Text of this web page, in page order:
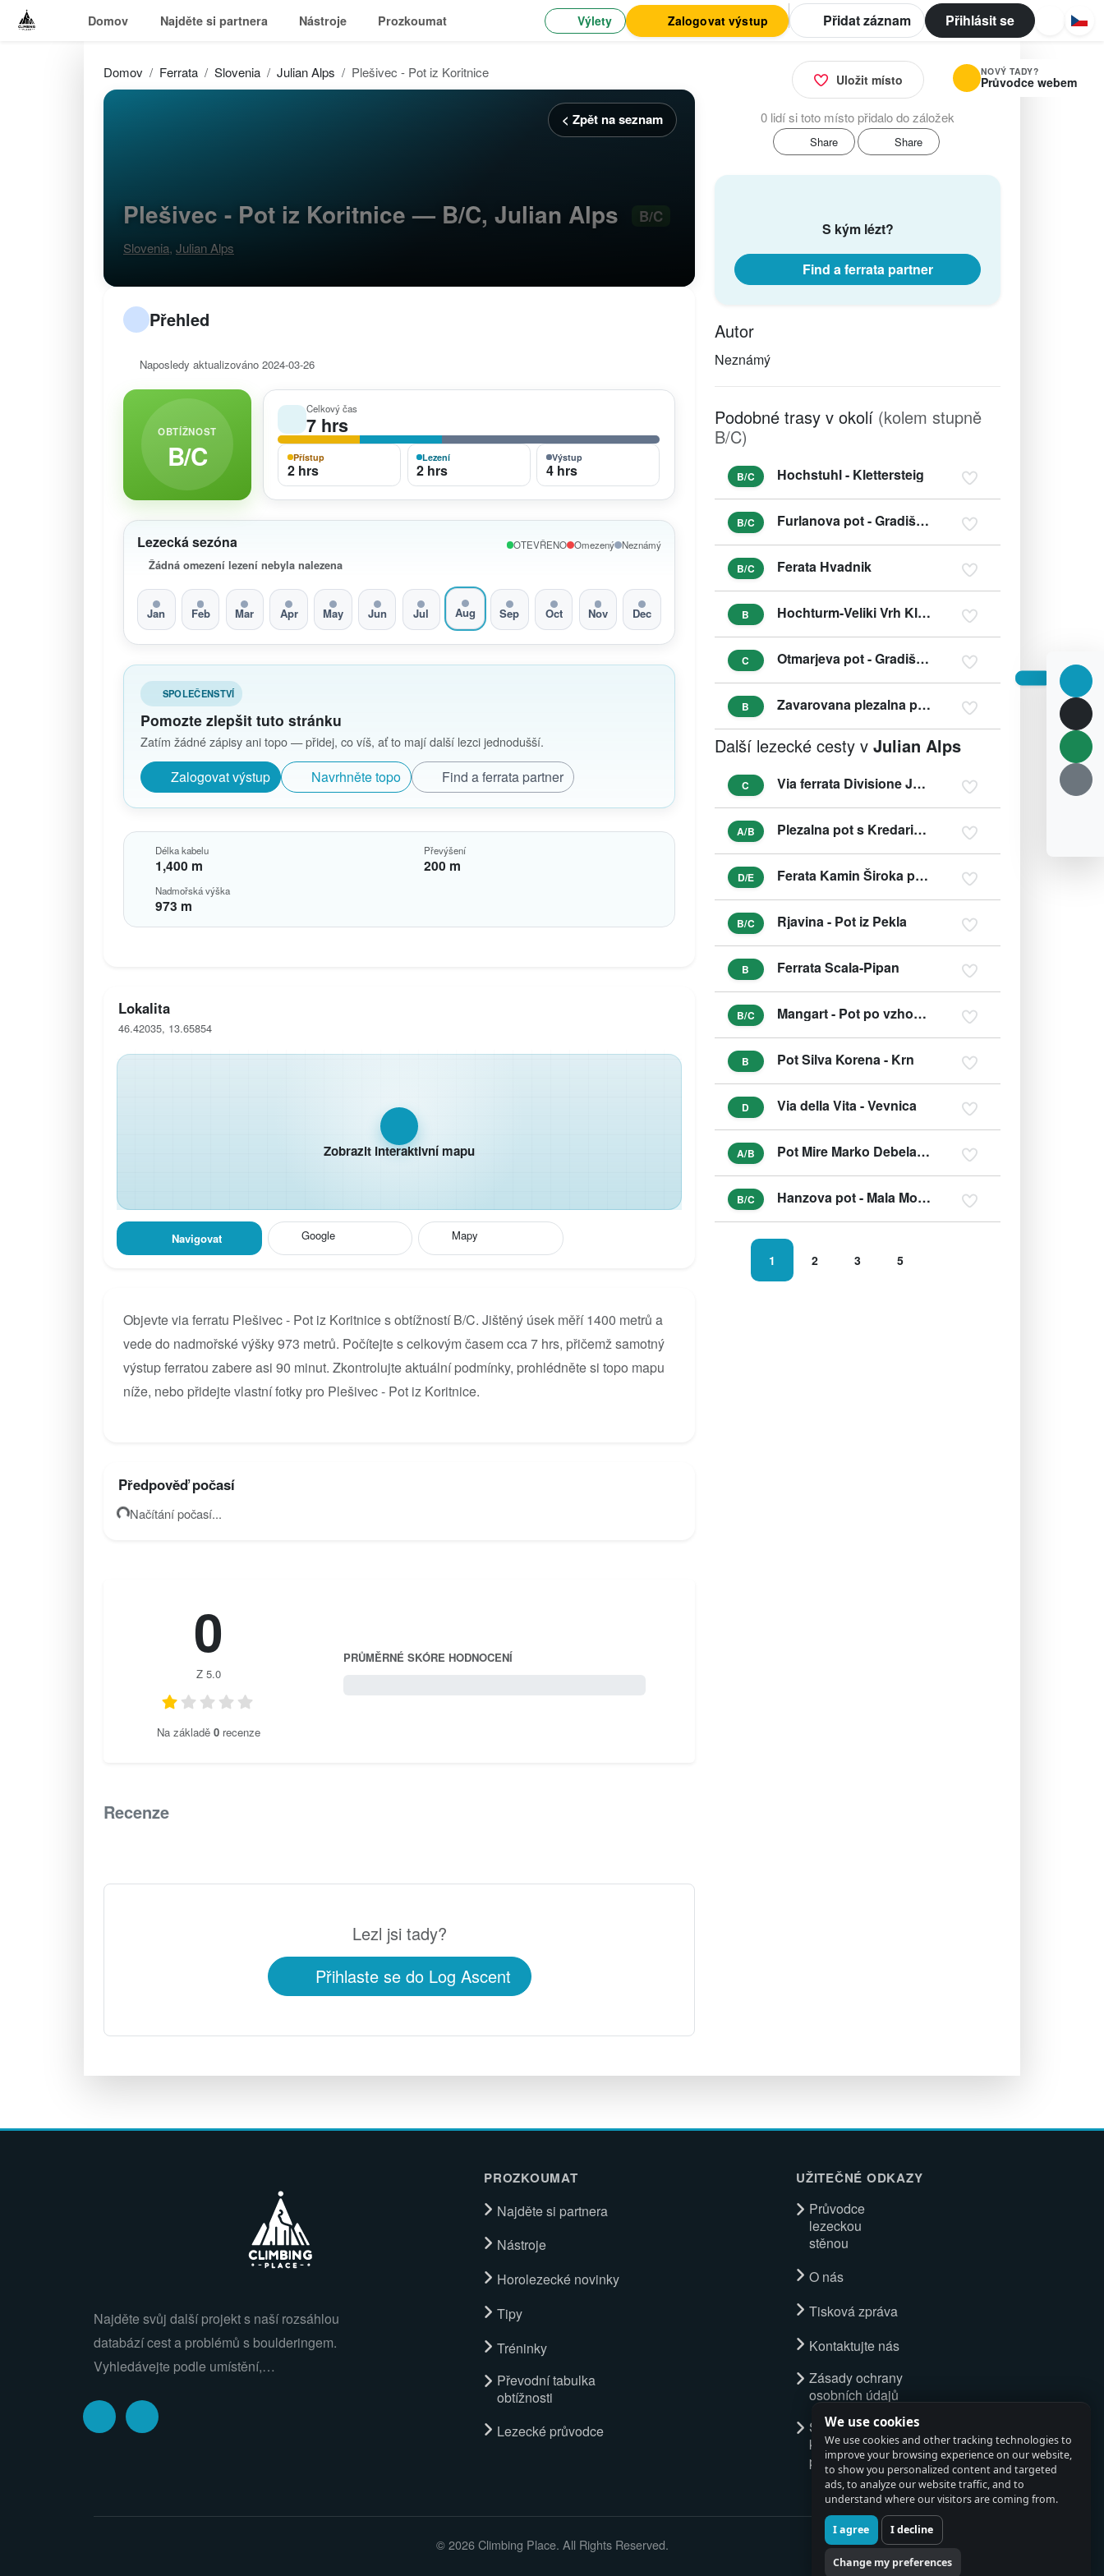
We use cookies
We use cookies and other tracking technologies to
improve your browsing experience on our website,
to show you personalized content and targeted
ads, to analyze our website traffic, and to
understand where our visitors are coming from.
I agree I decline
Change my preferences
Domov Najděte si partnera Nástroje Prozkoumat Výlety Zalogovat výstup Přidat záznam Přihlásit se
Domov Ferrata Slovenia Julian Alps Plešivec - Pot iz Koritnice
< Zpět na seznam
Plešivec - Pot iz Koritnice — B/C, Julian Alps B/C
Slovenia, Julian Alps
Přehled
Naposledy aktualizováno 2024-03-26
OBTÍŽNOST
B/C
Celkový čas
7 hrs
Přístup
2 hrs
Lezení
2 hrs
Výstup
4 hrs
Lezecká sezóna
Žádná omezení lezení nebyla nalezena
OTEVŘENO Omezený Neznámý
Jan Feb Mar Apr May Jun Jul Aug Sep Oct Nov Dec
SPOLEČENSTVÍ
Pomozte zlepšit tuto stránku
Zatím žádné zápisy ani topo — přidej, co víš, ať to mají další lezci jednodušší.
Zalogovat výstup Navrhněte topo Find a ferrata partner
Délka kabelu
1,400 m
Převýšení
200 m
Nadmořská výška
973 m
Lokalita
46.42035, 13.65854
Zobrazit interaktivní mapu
Navigovat Google Mapy
Objevte via ferratu Plešivec - Pot iz Koritnice s obtížností B/C. Jištěný úsek měří 1400 metrů a
vede do nadmořské výšky 973 metrů. Počítejte s celkovým časem cca 7 hrs, přičemž samotný
výstup ferratou zabere asi 90 minut. Zkontrolujte aktuální podmínky, prohlédněte si topo mapu
níže, nebo přidejte vlastní fotky pro Plešivec - Pot iz Koritnice.
Předpověď počasí
Načítání počasí...
0
Z 5.0
Na základě 0 recenze
PRŮMĚRNÉ SKÓRE HODNOCENÍ
Recenze
Lezl jsi tady?
Přihlaste se do Log Ascent
Uložit místo
0 lidí si toto místo přidalo do záložek
Share Share
S kým lézt?
Find a ferrata partner
Autor
Neznámý
Podobné trasy v okolí (kolem stupně
B/C)
B/C Hochstuhl - Klettersteig
B/C Furlanova pot - Gradiška Tura
B/C Ferata Hvadnik
B Hochturm-Veliki Vrh Klettersteig Nordwestflanke
C Otmarjeva pot - Gradiška Tura
B Zavarovana plezalna pot na Skalo
Další lezecké cesty v Julian Alps
C Via ferrata Divisione Julia - Kanin
A/B Plezalna pot s Kredarice - Triglav
D/E Ferata Kamin Široka polica
B/C Rjavina - Pot iz Pekla
B Ferrata Scala-Pipan
B/C Mangart - Pot po vzhodnem grebenu
B Pot Silva Korena - Krn
D Via della Vita - Vevnica
A/B Pot Mire Marko Debelakove
B/C Hanzova pot - Mala Mojstrovka
1 2 3 5
Najděte svůj další projekt s naší rozsáhlou
databází cest a problémů s boulderingem.
Vyhledávejte podle umístění,…
PROZKOUMAT
Najděte si partnera
Nástroje
Horolezecké novinky
Tipy
Tréninky
Převodní tabulka
obtížnosti
Lezecké průvodce
UŽITEČNÉ ODKAZY
Průvodce
lezeckou
stěnou
O nás
Tisková zpráva
Kontaktujte nás
Zásady ochrany
osobních údajů
Spustit
kompletní
průvodce
© 2026 Climbing Place. All Rights Reserved.
NOVÝ TADY?
Průvodce webem